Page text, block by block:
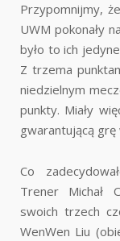
Przypomnijmy,
UWM pokonały
było to ich
Z trzema
niedzielnym
punkty. Miały
gwarantującą grę
Co
Trener Michał
swoich trzech
WenWen Liu